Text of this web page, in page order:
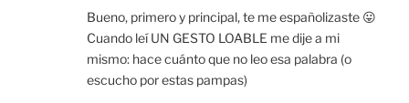
Bueno, primero y principal, te me españolizaste 😛
Cuando leí UN GESTO LOABLE me dije a mi
mismo: hace cuánto que no leo esa palabra (o
escucho por estas pampas)